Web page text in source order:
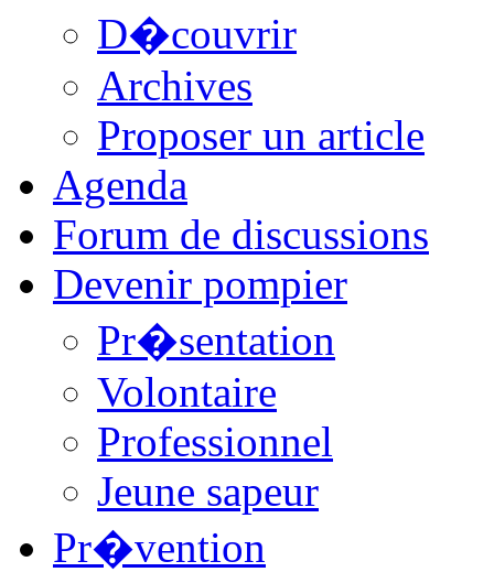
D�couvrir
Archives
Proposer un article
Agenda
Forum de discussions
Devenir pompier
Pr�sentation
Volontaire
Professionnel
Jeune sapeur
Pr�vention